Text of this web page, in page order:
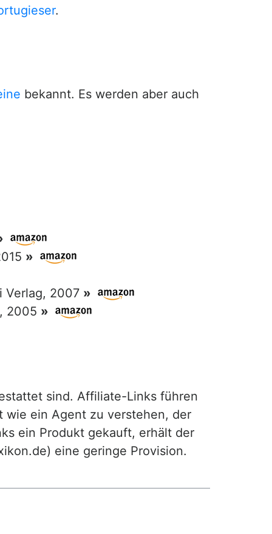
.
bekannt. Es werden aber auch
»
Verlag, 2007 »
2005 »
sind. Affiliate-Links führen
wie ein Agent zu verstehen, der
ein Produkt gekauft, erhält der
eine geringe Provision.